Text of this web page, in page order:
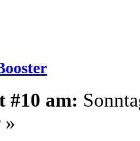
#10 am:
»